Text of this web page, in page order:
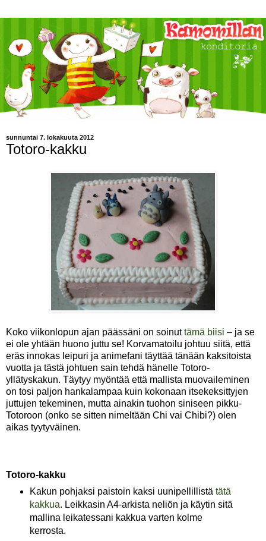
sunnuntai 7. lokakuuta 2012
Totoro-kakku
Koko viikonlopun ajan päässäni on soinuttämä biisi – ja se
ei ole yhtään huono juttu se! Korvamatoilu johtuu siitä, että
eräs innokas leipuri ja animefani täyttää tänään kaksitoista
vuotta ja tästä johtuen sain tehdä hänelle Totoro-
yllätyskakun. Täytyy myöntää että mallista muovaileminen
on tosi paljon hankalampaa kuin kokonaan itsekeksittyjen
juttujen tekeminen, mutta ainakin tuohon siniseen pikku-
Totoroon (onko se sitten nimeltään Chi vai Chibi?) olen
aikas tyytyväinen.
Totoro-kakku
Kakun pohjaksi paistoin kaksi uunipellillistä tätä
kakkua. Leikkasin A4-arkista neliön ja käytin sitä
mallina leikatessani kakkua varten kolme
kerrosta.